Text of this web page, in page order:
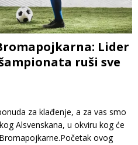
Lider
ruši sve
za klađenje, a za vas smo
Alsvenskana, u okviru kog će
ovog